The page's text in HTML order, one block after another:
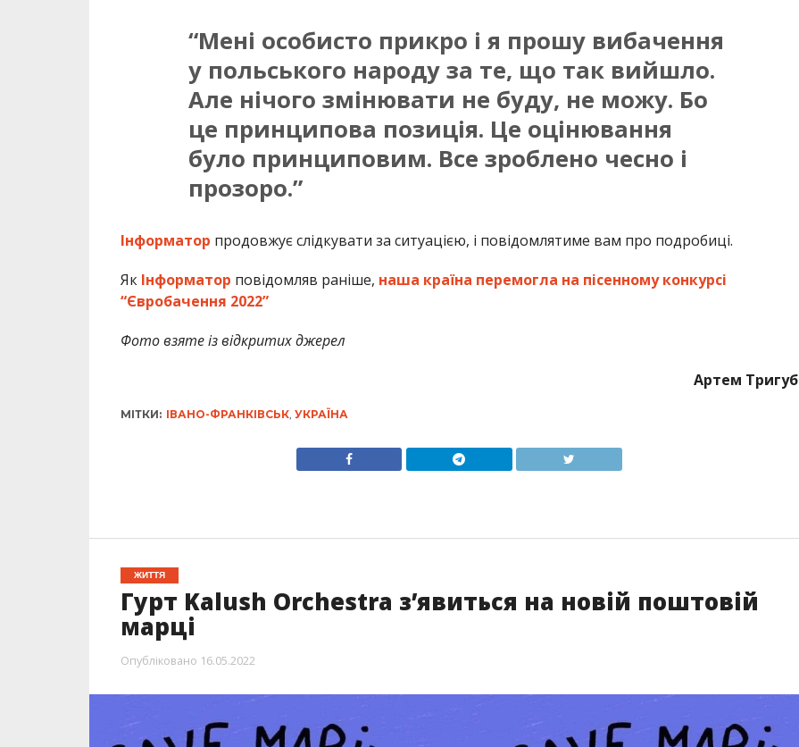
“Мені особисто прикро і я прошу вибачення
у польського народу за те, що так вийшло.
Але нічого змінювати не буду, не можу. Бо
це принципова позиція. Це оцінювання
було принциповим. Все зроблено чесно і
прозоро.”
Інформатор продовжує слідкувати за ситуацією, і повідомлятиме вам про подробиці.
Як Інформатор повідомляв раніше, наша країна перемогла на пісенному конкурсі
“Євробачення 2022”
Фото взяте із відкритих джерел
Артем Тригуб
МІТКИ: ІВАНО-ФРАНКІВСЬК, УКРАЇНА
ЖИТТЯ
Гурт Kalush Orchestra зʼявиться на новій поштовій
марці
Опубліковано 16.05.2022